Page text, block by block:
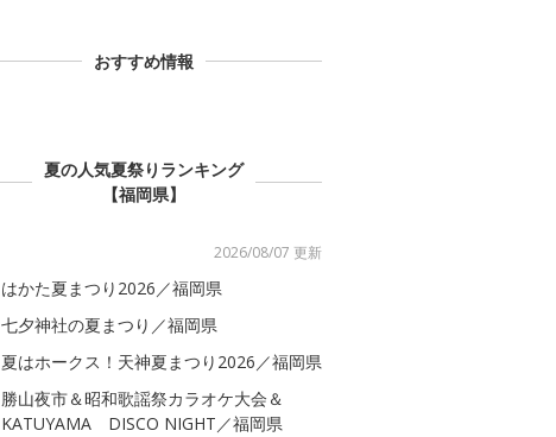
おすすめ情報
夏の人気夏祭りランキング
【福岡県】
2026/08/07 更新
はかた夏まつり2026／福岡県
七夕神社の夏まつり／福岡県
夏はホークス！天神夏まつり2026／福岡県
勝山夜市＆昭和歌謡祭カラオケ大会＆
KATUYAMA DISCO NIGHT／福岡県